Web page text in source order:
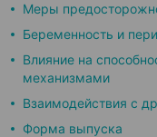
Меры
Беременность и
Влияние на
механизмами
Взаимодействия с
Форма выпуска